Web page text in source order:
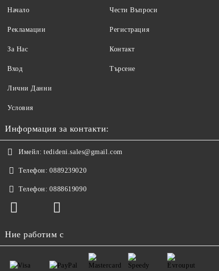
Начало
Рекламации
За Нас
Вход
Чести Въпроси
Регистрация
Контакт
Търсене
Лични Данни
Условия
Информация за контакти:
Имейл: tedideni.sales@gmail.com
Телефон: 0889239020
Телефон: 0888619090
Ние работим с